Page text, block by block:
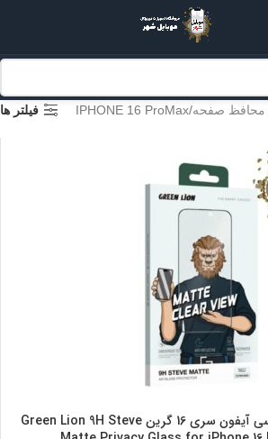
صفحه IPHONE 16 ProMax فیلتر ها
گلس استیو مات پرایوسی آیفون سری 16 گرین Green Lion 9H Steve